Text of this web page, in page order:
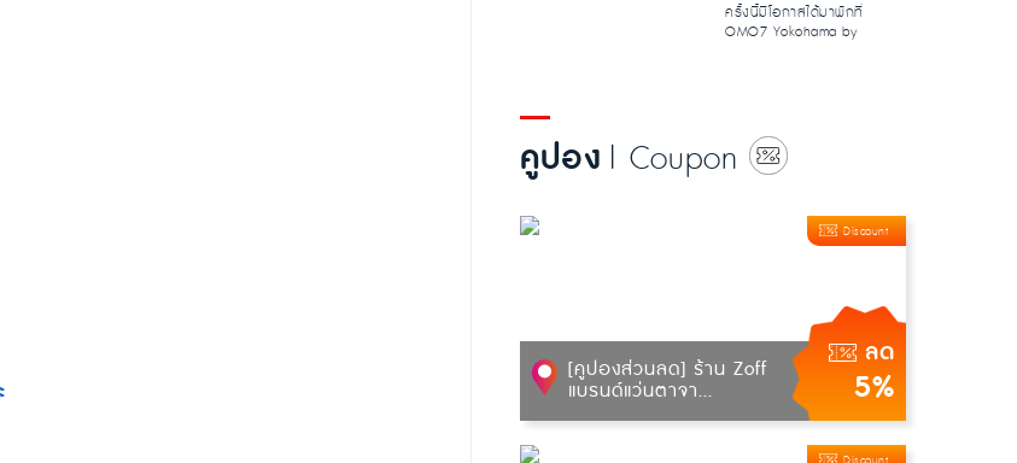
ครั้งนี้มีโอกาสได้มาพักที่
OMO7 Yokohama by
คูปอง | Coupon
ลด
5%
Discount
[คูปองส่วนลด] ร้าน Zoff
แบรนด์แว่นตาจา...